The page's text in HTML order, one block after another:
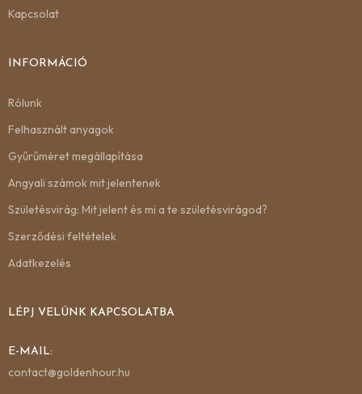
Kapcsolat
INFORMÁCIÓ
Rólunk
Felhasznált anyagok
Gyűrűméret megállapítása
Angyali számok mit jelentenek
Születésvirág: Mit jelent és mi a te születésvirágod?
Szerződési feltételek
Adatkezelés
LÉPJ VELÜNK KAPCSOLATBA
E-MAIL:
contact@goldenhour.hu